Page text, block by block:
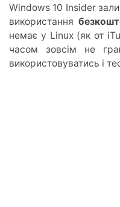
Windows 10 Insider
використання
немає у Linux (як от
часом зовсім не
використовуватись і